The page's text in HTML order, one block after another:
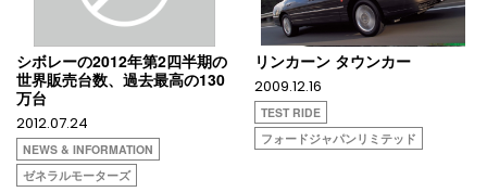
シボレーの2012年第2四半期の
世界販売台数、過去最高の130
万台
2012.07.24
NEWS & INFORMATION
ゼネラルモーターズ
リンカーン タウンカー
2009.12.16
TEST RIDE
フォードジャパンリミテッド